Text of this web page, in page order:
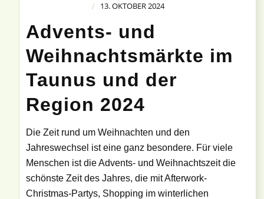
/ 13. OKTOBER 2024
Advents- und
Weihnachtsmärkte im
Taunus und der
Region 2024
Die Zeit rund um Weihnachten und den
Jahreswechsel ist eine ganz besondere. Für viele
Menschen ist die Advents- und Weihnachtszeit die
schönste Zeit des Jahres, die mit Afterwork-
Christmas-Partys, Shopping im winterlichen